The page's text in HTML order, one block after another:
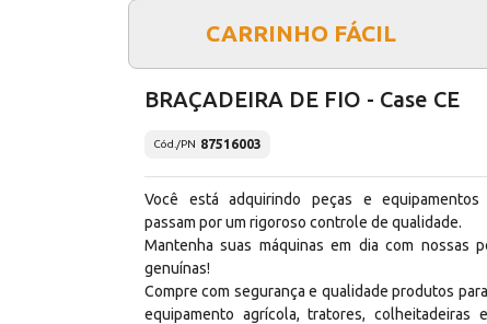
CARRINHO FÁCIL
BRAÇADEIRA DE FIO - Case CE
Cód./PN 87516003
Você está adquirindo peças e equipamentos
passam por um rigoroso controle de qualidade.
Mantenha suas máquinas em dia com nossas
genuínas!
Compre com segurança e qualidade produtos
equipamento agrícola, tratores, colheitadeiras